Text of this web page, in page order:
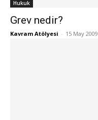
Hukuk
Grev nedir?
Kavram Atölyesi - 15 May 2009